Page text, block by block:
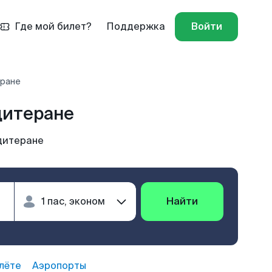
Где мой билет? Поддержка Войти
Найти
Аэропорты